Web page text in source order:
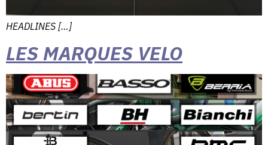
HEADLINES […]
LES MARQUES VELO